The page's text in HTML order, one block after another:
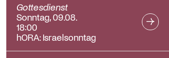
Bildunterschrift ein/
Gottesdienst
Sonntag, 09.08.
18:00
hORA: Israelsonntag